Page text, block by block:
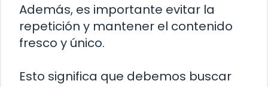
Además, es importante evitar la
repetición y mantener el contenido
fresco y único.
Esto significa que debemos buscar